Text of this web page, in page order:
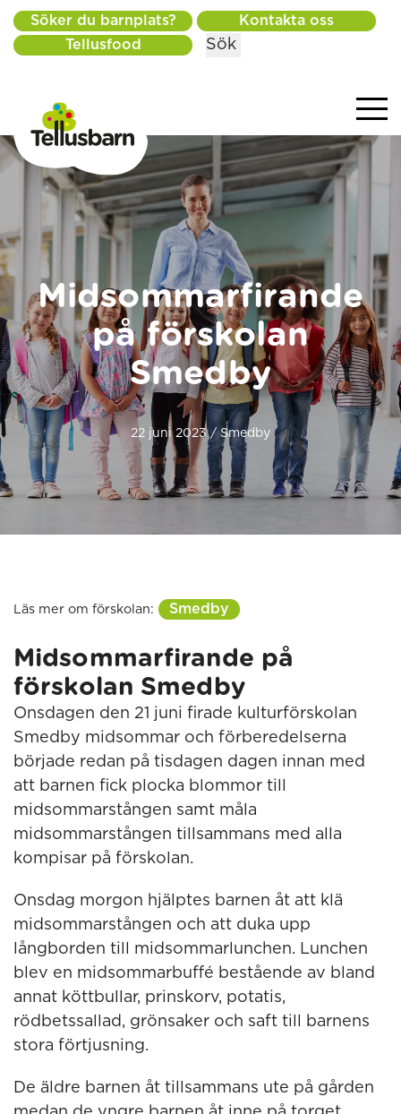
Söker du barnplats?
Kontakta oss
Tellusfood
Sök
Midsommarfirande
på förskolan
Smedby
22 juni 2023 / Smedby
Läs mer om förskolan: Smedby
Midsommarfirande på
förskolan Smedby
Onsdagen den 21 juni firade kulturförskolan
Smedby midsommar och förberedelserna
började redan på tisdagen dagen innan med
att barnen fick plocka blommor till
midsommarstången samt måla
midsommarstången tillsammans med alla
kompisar på förskolan.
Onsdag morgon hjälptes barnen åt att klä
midsommarstången och att duka upp
långborden till midsommarlunchen. Lunchen
blev en midsommarbuffé bestående av bland
annat köttbullar, prinskorv, potatis,
rödbetssallad, grönsaker och saft till barnens
stora förtjusning.
De äldre barnen åt tillsammans ute på gården